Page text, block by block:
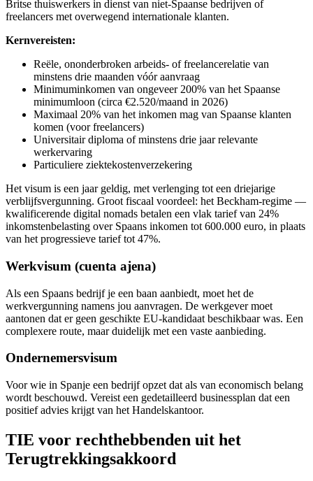
Britse thuiswerkers in dienst van niet-Spaanse bedrijven of
freelancers met overwegend internationale klanten.
Kernvereisten:
Reële, ononderbroken arbeids- of freelancerelatie van
minstens drie maanden vóór aanvraag
Minimuminkomen van ongeveer 200% van het Spaanse
minimumloon (circa €2.520/maand in 2026)
Maximaal 20% van het inkomen mag van Spaanse klanten
komen (voor freelancers)
Universitair diploma of minstens drie jaar relevante
werkervaring
Particuliere ziektekostenverzekering
Het visum is een jaar geldig, met verlenging tot een driejarige
verblijfsvergunning. Groot fiscaal voordeel: het Beckham-regime —
kwalificerende digital nomads betalen een vlak tarief van 24%
inkomstenbelasting over Spaans inkomen tot 600.000 euro, in plaats
van het progressieve tarief tot 47%.
Werkvisum (cuenta ajena)
Als een Spaans bedrijf je een baan aanbiedt, moet het de
werkvergunning namens jou aanvragen. De werkgever moet
aantonen dat er geen geschikte EU-kandidaat beschikbaar was. Een
complexere route, maar duidelijk met een vaste aanbieding.
Ondernemersvisum
Voor wie in Spanje een bedrijf opzet dat als van economisch belang
wordt beschouwd. Vereist een gedetailleerd businessplan dat een
positief advies krijgt van het Handelskantoor.
TIE voor rechthebbenden uit het
Terugtrekkingsakkoord